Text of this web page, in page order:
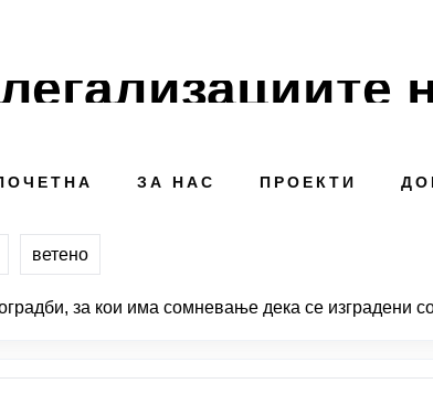
ЗА НАС ПРОЕКТИ
ветено
за кои има сомневање дека се изградени